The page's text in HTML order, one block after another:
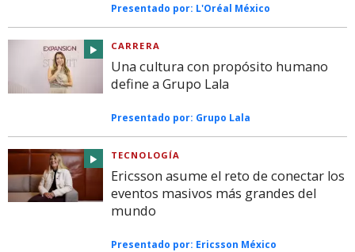
Presentado por: L'Oréal México
CARRERA
Una cultura con propósito humano
define a Grupo Lala
Presentado por: Grupo Lala
TECNOLOGÍA
Ericsson asume el reto de conectar los
eventos masivos más grandes del
mundo
Presentado por: Ericsson México